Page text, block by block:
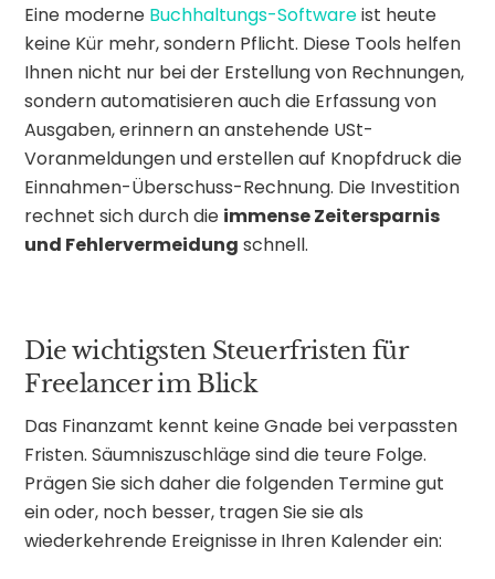
Eine moderne Buchhaltungs-Softwareist heute
keine Kür mehr, sondern Pflicht. Diese Tools helfen
Ihnen nicht nur bei der Erstellung von Rechnungen,
sondern automatisieren auch die Erfassung von
Ausgaben, erinnern an anstehende USt-
Voranmeldungen und erstellen auf Knopfdruck die
Einnahmen-Überschuss-Rechnung. Die Investition
rechnet sich durch die immense Zeitersparnis
und Fehlervermeidung schnell.
Die wichtigsten Steuerfristen für
Freelancer im Blick
Das Finanzamt kennt keine Gnade bei verpassten
Fristen. Säumniszuschläge sind die teure Folge.
Prägen Sie sich daher die folgenden Termine gut
ein oder, noch besser, tragen Sie sie als
wiederkehrende Ereignisse in Ihren Kalender ein: